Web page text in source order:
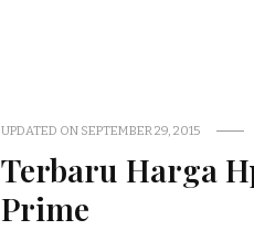
UPDATED ON SEPTEMBER 29, 2015
Terbaru Harga
Prime